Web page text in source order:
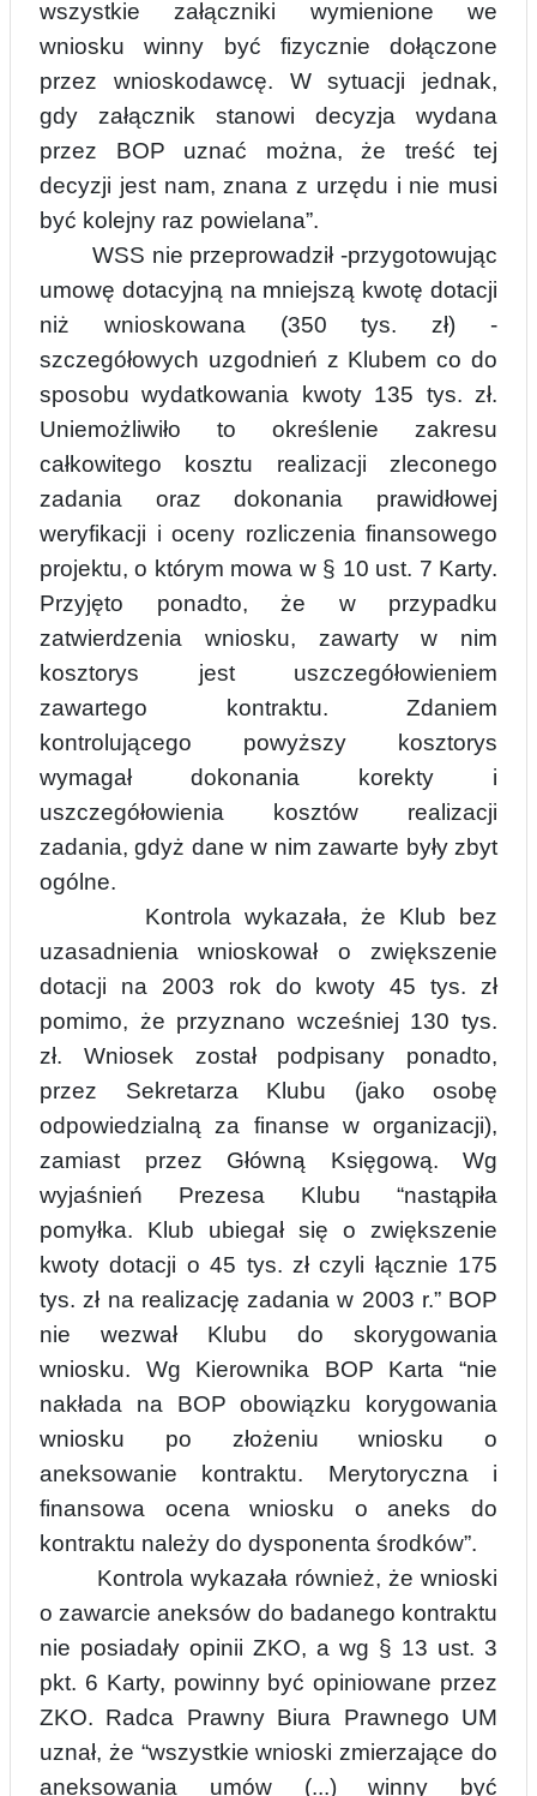
wszystkie załączniki wymienione we
wniosku winny być fizycznie dołączone
przez wnioskodawcę. W sytuacji jednak,
gdy załącznik stanowi decyzja wydana
przez BOP uznać można, że treść tej
decyzji jest nam, znana z urzędu i nie musi
być kolejny raz powielana”.
WSS nie przeprowadził -przygotowując
umowę dotacyjną na mniejszą kwotę dotacji
niż wnioskowana (350 tys. zł) -
szczegółowych uzgodnień z Klubem co do
sposobu wydatkowania kwoty 135 tys. zł.
Uniemożliwiło to określenie zakresu
całkowitego kosztu realizacji zl econego
zadania oraz dokonania prawidłowej
weryfikacji i oceny rozliczenia finansowego
projektu, o którym mowa w § 10 ust. 7 Karty.
Przyjęto ponadto, że w przypadku
zatwierdzenia wniosku, zawarty w nim
kosztorys jest uszczegółowieniem
zawartego kontraktu. Zdaniem
kontrolującego powyższy kosztorys
wymagał dokonania korekty i
uszczegółowienia kosztów realizacji
zadania, gdyż dane w nim zawarte były zbyt
ogólne.
Kontrola wykazała, że Klub bez
uzasadnienia wnioskował o zwiększenie
dotacji na 2003 rok do kwoty 45 tys. zł
pomimo, że przyznano wcześniej 130 tys.
zł. Wniosek został podpisany ponadto,
przez Sekretarza Klubu (jako osobę
odpowiedzialną za finanse w organizacji),
zamiast przez Główną Księgową. Wg
wyjaśnień Prezesa Klubu “nastąpiła
pomyłka. Klub ubiegał się o zwiększenie
kwoty dotacji o 45 tys. zł czyli łącznie 175
tys. zł na realizację zadania w 2003 r.” BOP
nie wezwał Klubu do skorygowania
wniosku. Wg Kierownika BOP Karta “nie
nakłada na BOP obowiązku korygowania
wniosku po złożeniu wniosku o
aneksowanie kontraktu. Merytoryczna i
finansowa ocena wniosku o aneks do
kontraktu należy do dysponenta środków”.
Kontrola wykazała również, że wnioski
o zawarcie aneksów do badanego kontraktu
nie posiadały opinii ZKO, a wg § 13 ust. 3
pkt. 6 Karty, powinny być opiniowane przez
ZKO. Radca Prawny Biura Prawnego UM
uznał, że “wszystkie wnioski zmierzające do
aneksowania umów (...) winny być